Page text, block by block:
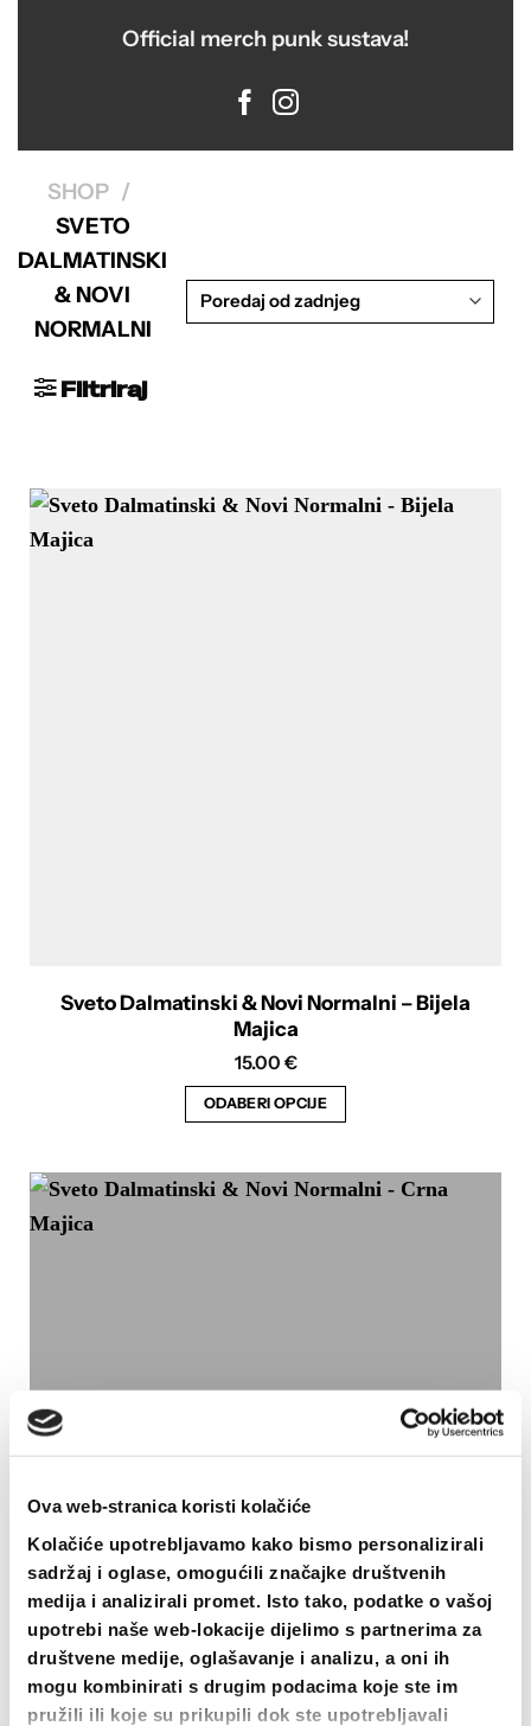
Ova web-stranica koristi kolačiće
Kolačiće upotrebljavamo kako bismo personalizirali
sadržaj i oglase, omogućili značajke društvenih
medija i analizirali promet. Isto tako, podatke o vašoj
upotrebi naše web-lokacije dijelimo s partnerima za
društvene medije, oglašavanje i analizu, a oni ih
mogu kombinirati s drugim podacima koje ste im
pružili ili koje su prikupili dok ste upotrebljavali
Official merch punk sustava!
SHOP /
SVETO
DALMATINSKI
& NOVI
NORMALNI
Filtriraj
Sveto Dalmatinski & Novi Normalni – Bijela
Majica
15.00 €
ODABERI OPCIJE
ima
proizvoda
Sveto Dalmatinski & Novi Normalni – Crna
Majica